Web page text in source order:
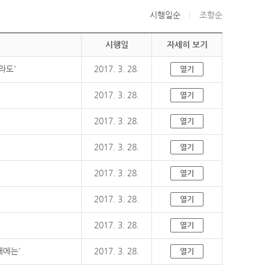
시행일순 조항순
시행일 자세히 보기
도' 2017. 3. 28. 열기
2017. 3. 28. 열기
2017. 3. 28. 열기
2017. 3. 28. 열기
2017. 3. 28. 열기
2017. 3. 28. 열기
2017. 3. 28. 열기
에는' 2017. 3. 28. 열기